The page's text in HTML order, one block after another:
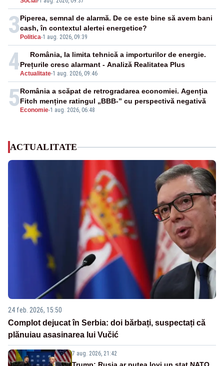
3 Politica-1 aug. 2026, 09:39
Piperea, semnal de alarmă. De ce este bine să avem bani
cash, în contextul alertei energetice?
4Actualitate-1 aug. 2026, 09:46
România, la limita tehnică a importurilor de energie.
Prețurile cresc alarmant - Analiză Realitatea Plus
5 Economie-1 aug. 2026, 06:48
România a scăpat de retrogradarea economiei. Agenția
Fitch menține ratingul „BBB-” cu perspectivă negativă
ACTUALITATE
24 feb. 2026, 15:50
Complot dejucat în Serbia: doi bărbați, suspectați că
plănuiau asasinarea lui Vučić
7 aug. 2026, 21:42
Trump: Rusia ar putea lovi un stat NATO